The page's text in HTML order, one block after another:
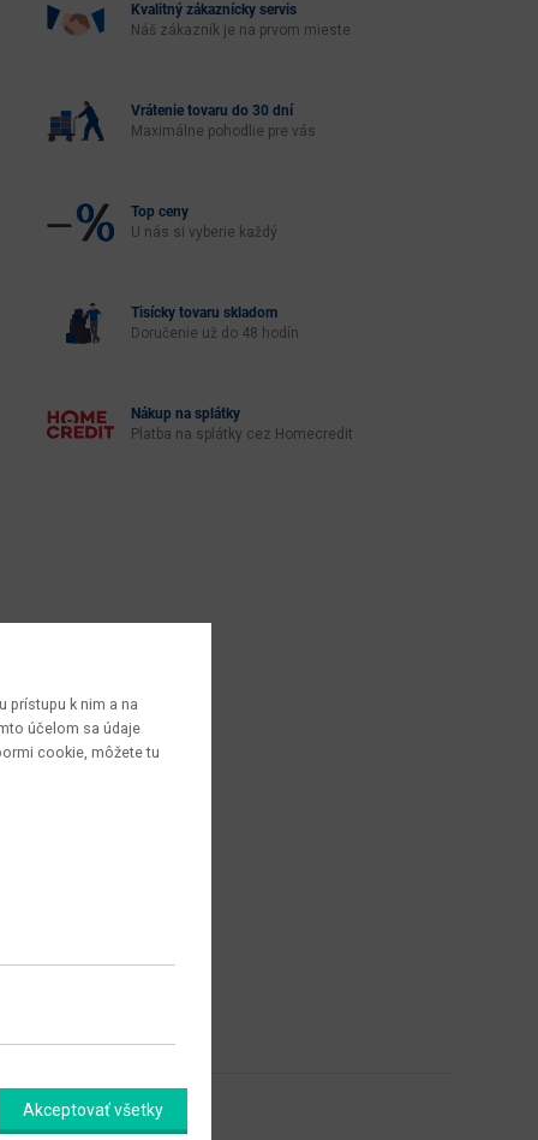
Kvalitný zákaznícky servis
Náš zákazník je na prvom mieste
Vrátenie tovaru do 30 dní
Maximálne pohodlie pre vás
Top ceny
U nás si vyberie každý
Tisícky tovaru skladom
Doručenie už do 48 hodín
Nákup na splátky
Platba na splátky cez Homecredit
prístupu k nim a na
účelom sa údaje
cookie, môžete tu
Akceptovať všetky